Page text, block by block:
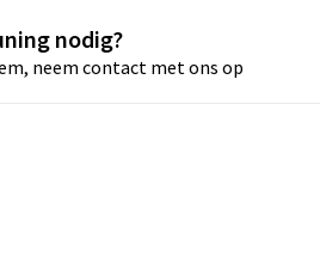
nodig?
neem contact met ons op